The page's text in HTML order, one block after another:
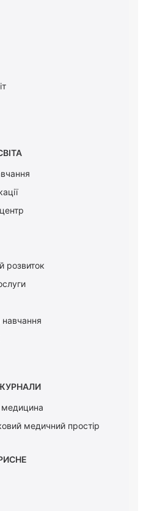
розвиток
навчання
медицина
медичний простір